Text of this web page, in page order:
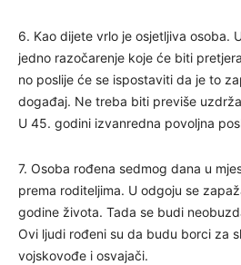
6. Kao dijete vrlo je osjetljiva osoba.
jedno razočarenje koje će biti
no poslije će se ispostaviti da je to
događaj. Ne treba biti previše
U 45. godini izvanredna povoljna
7. Osoba rođena sedmog dana u
prema roditeljima. U odgoju se
godine života. Tada se budi
Ovi ljudi rođeni su da budu borci za
vojskovođe i osvajači.